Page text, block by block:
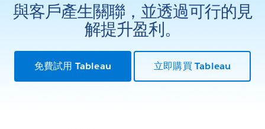
與客戶產生關聯，並透過可行的見
解提升盈利。
免費試用 Tableau 立即購買 Tableau